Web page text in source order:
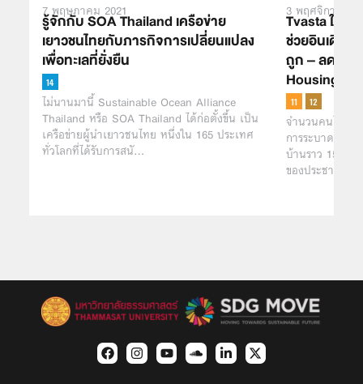
7 พฤษภาคม 2021
รู้จักกับ SOA Thailand เครือข่าย
เยาวชนไทยกับภารกิจการเปลี่ยนแปลง
เพื่อทะเลที่ยั่งยืน
ไม่นานมานี้ Sustainable Ocean Alliance
Thailand หรือ SOA Thailand ได้ก่อตั้งขึ้น เป็น
เครือข่ายผู้นำเยาวชนไทย หนึ่งใน 165 ประเทศ
ทั่วโลกที่ได้รับการสนั…
3 พฤศจิกายน
Tvasta ใช้เ
ช่วยอินเดียส
ถูก – ลดคนไ
Housing
จำนวนคนไร้บ้า
การระบาดของ
บ้านราว 150 ล้
ของประชากรโ